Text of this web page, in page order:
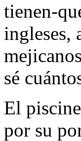
tienen-
ingleses,
sé
El
por su